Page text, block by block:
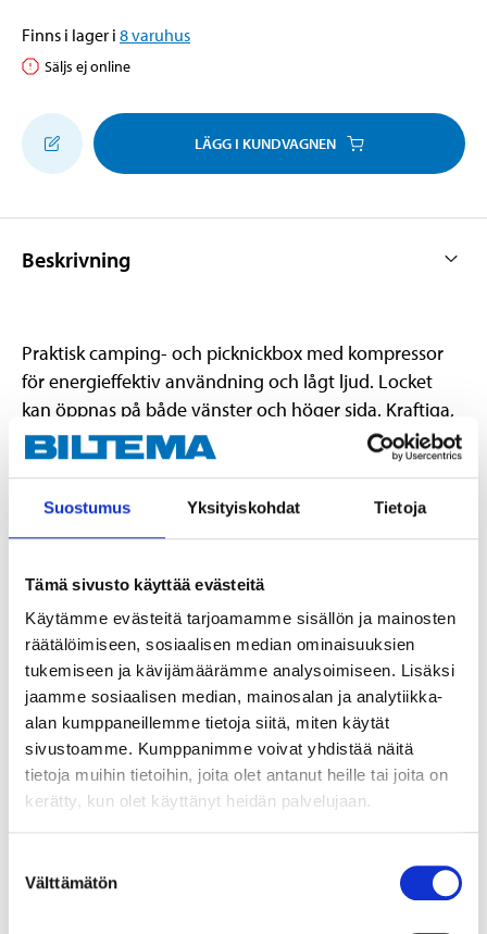
Suostumus Yksityiskohdat Tietoja
Tämä sivusto käyttää evästeitä
Käytämme evästeitä tarjoamamme sisällön ja mainosten
räätälöimiseen, sosiaalisen median ominaisuuksien
tukemiseen ja kävijämäärämme analysoimiseen. Lisäksi
jaamme sosiaalisen median, mainosalan ja analytiikka-
alan kumppaneillemme tietoja siitä, miten käytät
sivustoamme. Kumppanimme voivat yhdistää näitä
tietoja muihin tietoihin, joita olet antanut heille tai joita on
kerätty, kun olet käyttänyt heidän palvelujaan.
valinta
Välttämätön
Finns i lager i 8varuhus
Säljs ej online
LÄGG I KUNDVAGNEN
Beskrivning
Praktisk camping- och picknickbox med kompressor
för energieffektiv användning och lågt ljud. Locket
kan öppnas på både vänster och höger sida. Kraftiga,
fjäderbelastade handtag med gummigrepp. LED-
display som visar innertemperatur.
Kylkapacitet: -22 till +12 °C, vid omgivningstemperatur
Nätadapter samt kabel med cigarettkontakt (2 m) för
anslutning till 230 V respektive 12 V. Material: Skal av
plast ABS och PP). Isolering: Polyuretanskum, 100 %
freonfritt.
Teknisk specifikation
Kapacitet
26 l
omgivningstemperatur 25